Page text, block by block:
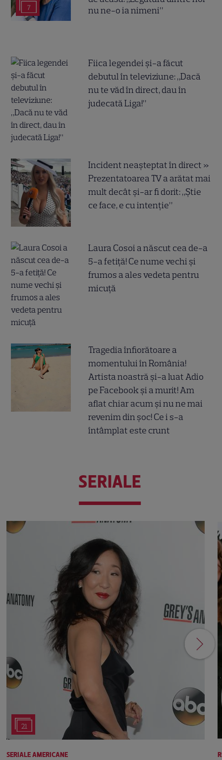
7
nu ne-o ia nimeni”
Fiica legendei și-a făcut
debutul în televiziune: „Dacă
nu te văd în direct, dau în
judecată Liga!”
Incident neașteptat în direct »
Prezentatoarea TV a arătat mai
mult decât și-ar fi dorit: „Știe
ce face, e cu intenție”
Laura Cosoi a născut cea de-a
5-a fetiță! Ce nume vechi și
frumos a ales vedeta pentru
micuță
Tragedia înfiorătoare a
momentului în România!
Artista noastră și-a luat Adio
pe Facebook și a murit! Am
aflat chiar acum și nu ne mai
revenim din șoc! Ce i s-a
întâmplat este crunt
SERIALE
21
SERIALE AMERICANE